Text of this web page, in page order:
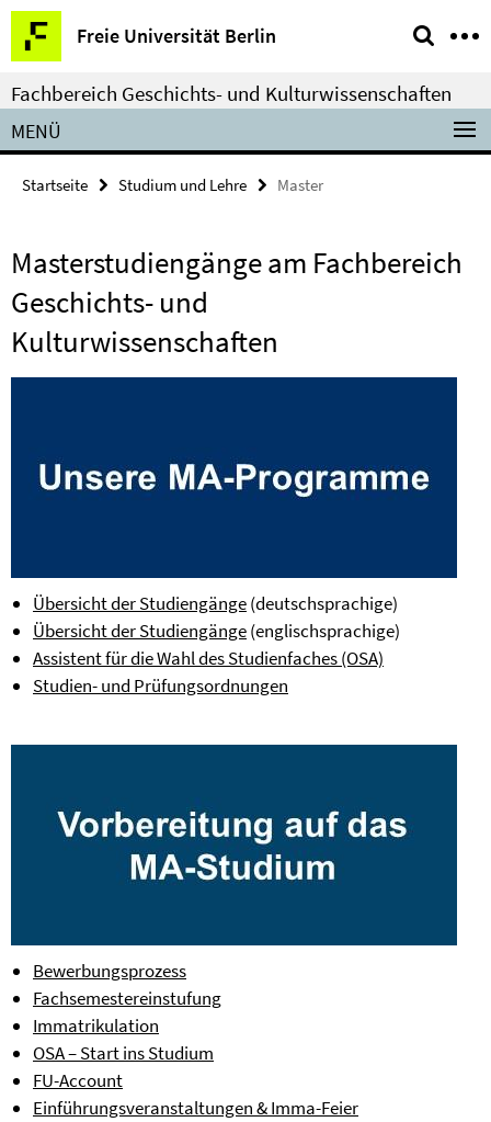
Springe
direkt
zu
Inhalt
Freie Universität Berlin
Service-
Navigation
Fachbereich Geschichts- und Kulturwissenschaften
MENÜ
Startseite Studium und Lehre Master
Masterstudiengänge am Fachbereich
Geschichts- und
Kulturwissenschaften
Übersicht der Studiengänge(deutschsprachige)
Übersicht der Studiengänge(englischsprachige)
Assistent für die Wahl des Studienfaches (OSA)
Studien- und Prüfungsordnungen
Bewerbungsprozess
Fachsemestereinstufung
Immatrikulation
OSA – Start ins Studium
FU-Account
Einführungsveranstaltungen & Imma-Feier